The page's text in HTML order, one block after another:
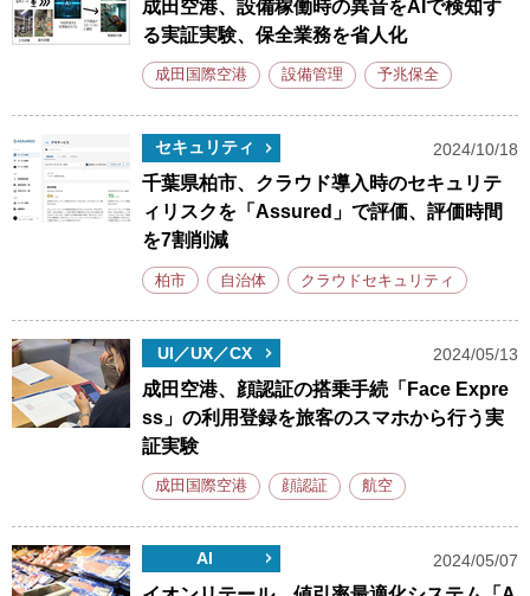
成田空港、設備稼働時の異音をAIで検知す
る実証実験、保全業務を省人化
成田国際空港 設備管理 予兆保全
セキュリティ 2024/10/18
千葉県柏市、クラウド導入時のセキュリテ
ィリスクを「Assured」で評価、評価時間
を7割削減
柏市 自治体 クラウドセキュリティ
UI／UX／CX 2024/05/13
成田空港、顔認証の搭乗手続「Face Expre
ss」の利用登録を旅客のスマホから行う実
証実験
成田国際空港 顔認証 航空
AI 2024/05/07